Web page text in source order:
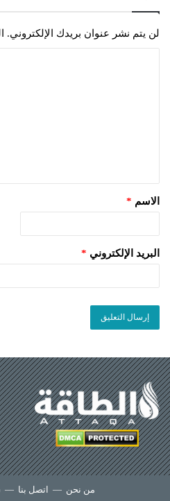
لن يتم نشر عنوان بريدك الإلكتروني.
الاسم *
البريد الإلكتروني *
من نحن — اتصل بنا —